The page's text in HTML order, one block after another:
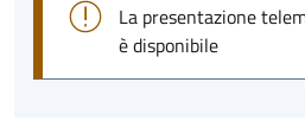
La presentazione
è disponibile